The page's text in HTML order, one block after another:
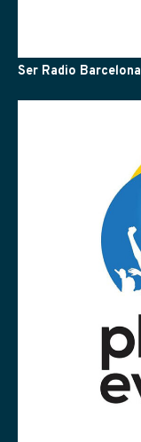
Ser Radio Barcelona